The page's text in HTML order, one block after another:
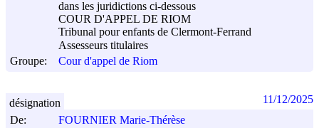
dans les juridictions ci-dessous
COUR D'APPEL DE RIOM
Tribunal pour enfants de Clermont-Ferrand
Assesseurs titulaires
Groupe:
Cour d'appel de Riom
De:
FOURNIER Marie-Thérèse
désignation 11/12/2025